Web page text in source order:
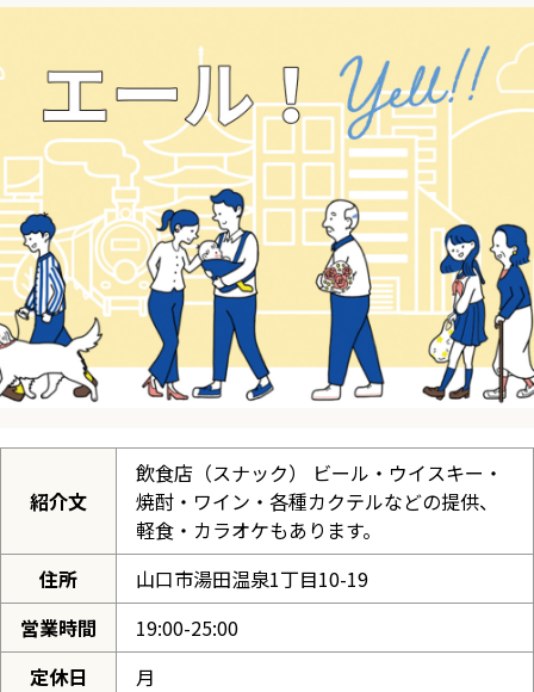
すでにご登録済み事業者の皆様
イベント情報の掲載はこちら
紹介文
飲食店（スナック） ビール・ウイスキー・
焼酎・ワイン・各種カクテルなどの提供、
軽食・カラオケもあります。
住所
山口市湯田温泉1丁目10-19
営業時間
19:00-25:00
定休日
月